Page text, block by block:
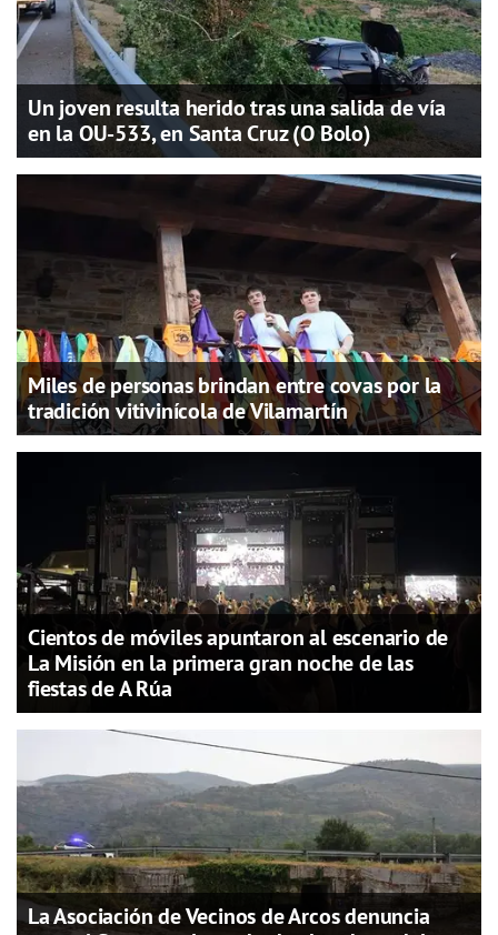
Un joven resulta herido tras una salida de vía
en la OU-533, en Santa Cruz (O Bolo)
Miles de personas brindan entre covas por la
tradición vitivinícola de Vilamartín
Cientos de móviles apuntaron al escenario de
La Misión en la primera gran noche de las
fiestas de A Rúa
La Asociación de Vecinos de Arcos denuncia